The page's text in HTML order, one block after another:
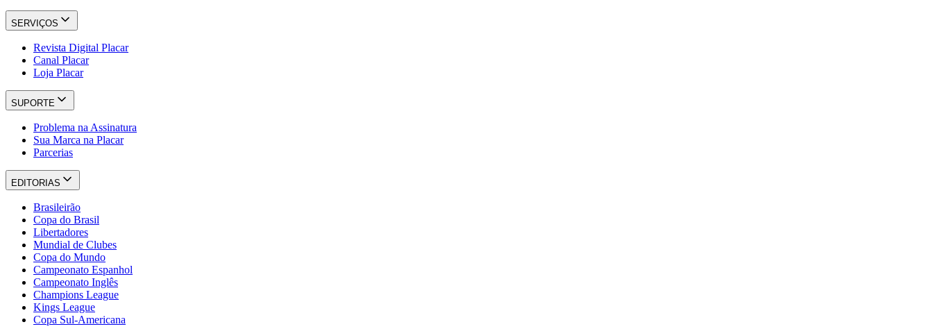
SERVIÇOS
Revista Digital Placar
Canal Placar
Loja Placar
SUPORTE
Problema na Assinatura
Sua Marca na Placar
Parcerias
EDITORIAS
Brasileirão
Copa do Brasil
Libertadores
Mundial de Clubes
Copa do Mundo
Campeonato Espanhol
Campeonato Inglês
Champions League
Kings League
Copa Sul-Americana